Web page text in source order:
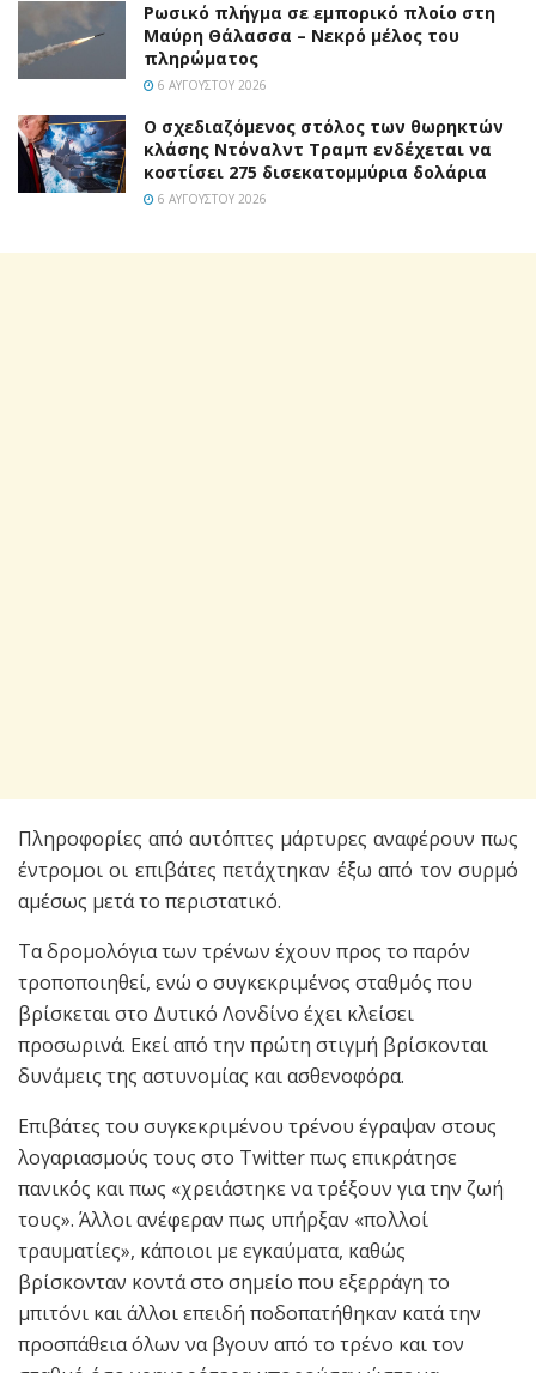
Ρωσικό πλήγμα σε εμπορικό πλοίο στη
Μαύρη Θάλασσα – Νεκρό μέλος του
πληρώματος
6 ΑΥΓΟΎΣΤΟΥ 2026
Ο σχεδιαζόμενος στόλος των θωρηκτών
κλάσης Ντόναλντ Τραμπ ενδέχεται να
κοστίσει 275 δισεκατομμύρια δολάρια
6 ΑΥΓΟΎΣΤΟΥ 2026
Πληροφορίες από αυτόπτες μάρτυρες αναφέρουν πως
έντρομοι οι επιβάτες πετάχτηκαν έξω από τον συρμό
αμέσως μετά το περιστατικό.
Τα δρομολόγια των τρένων έχουν προς το παρόν
τροποποιηθεί, ενώ ο συγκεκριμένος σταθμός που
βρίσκεται στο Δυτικό Λονδίνο έχει κλείσει
προσωρινά. Εκεί από την πρώτη στιγμή βρίσκονται
δυνάμεις της αστυνομίας και ασθενοφόρα.
Επιβάτες του συγκεκριμένου τρένου έγραψαν στους
λογαριασμούς τους στο Twitter πως επικράτησε
πανικός και πως «χρειάστηκε να τρέξουν για την ζωή
τους». Άλλοι ανέφεραν πως υπήρξαν «πολλοί
τραυματίες», κάποιοι με εγκαύματα, καθώς
βρίσκονταν κοντά στο σημείο που εξερράγη το
μπιτόνι και άλλοι επειδή ποδοπατήθηκαν κατά την
προσπάθεια όλων να βγουν από το τρένο και τον